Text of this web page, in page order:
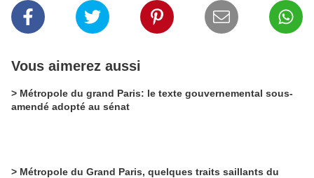
Vous aimerez aussi
> Métropole du grand Paris: le texte gouvernemental sous-
amendé adopté au sénat
> Métropole du Grand Paris, quelques traits saillants du